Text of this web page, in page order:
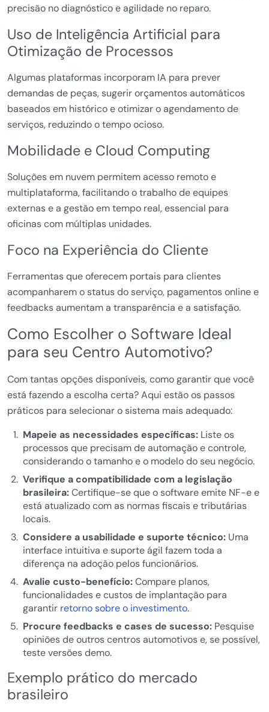
precisão no diagnóstico e agilidade no reparo.
Uso de Inteligência Artificial para
Otimização de Processos
Algumas plataformas incorporam IA para prever
demandas de peças, sugerir orçamentos automáticos
baseados em histórico e otimizar o agendamento de
serviços, reduzindo o tempo ocioso.
Mobilidade e Cloud Computing
Soluções em nuvem permitem acesso remoto e
multiplataforma, facilitando o trabalho de equipes
externas e a gestão em tempo real, essencial para
oficinas com múltiplas unidades.
Foco na Experiência do Cliente
Ferramentas que oferecem portais para clientes
acompanharem o status do serviço, pagamentos online e
feedbacks aumentam a transparência e a satisfação.
Como Escolher o Software Ideal
para seu Centro Automotivo?
Com tantas opções disponíveis, como garantir que você
está fazendo a escolha certa? Aqui estão os passos
práticos para selecionar o sistema mais adequado:
Mapeie as necessidades específicas:Liste os
processos que precisam de automação e controle,
considerando o tamanho e o modelo do seu negócio.
Verifique a compatibilidade com a legislação
brasileira:Certifique-se que o software emite NF-e e
está atualizado com as normas fiscais e tributárias
locais.
Considere a usabilidade e suporte técnico:Uma
interface intuitiva e suporte ágil fazem toda a
diferença na adoção pelos funcionários.
Avalie custo-benefício:Compare planos,
funcionalidades e custos de implantação para
garantir retorno sobre o investimento.
Procure feedbacks e cases de sucesso:Pesquise
opiniões de outros centros automotivos e, se possível,
teste versões demo.
Exemplo prático do mercado
brasileiro